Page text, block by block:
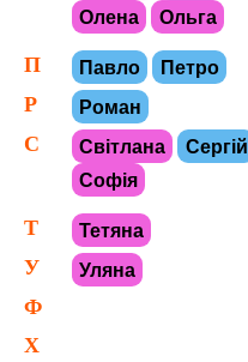
Олена
Ольга
П Павло Петро
Р Роман
С Світлана Сергій
Софія
Т Тетяна
У Уляна
Ф
Х